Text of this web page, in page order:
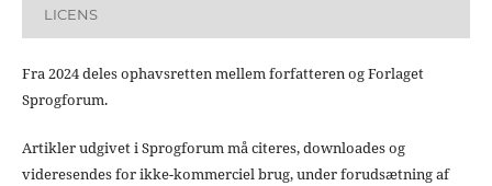
LICENS
Fra 2024 deles ophavsretten mellem forfatteren og Forlaget
Sprogforum.
Artikler udgivet i Sprogforum må citeres, downloades og
videresendes for ikke-kommerciel brug, under forudsætning af